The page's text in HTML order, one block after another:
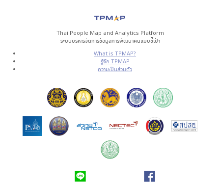
Thai People Map and Analytics Platform
ระบบบริหารจัดการข้อมูลการพัฒนาคนแบบชี้เป้า
What is TPMAP?
รู้จัก TPMAP
ความเป็นส่วนตัว